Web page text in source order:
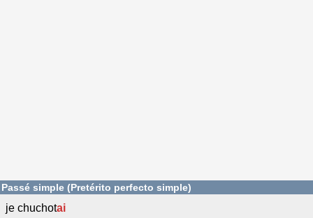
Passé simple (Pretérito perfecto simple)
je chuchotai